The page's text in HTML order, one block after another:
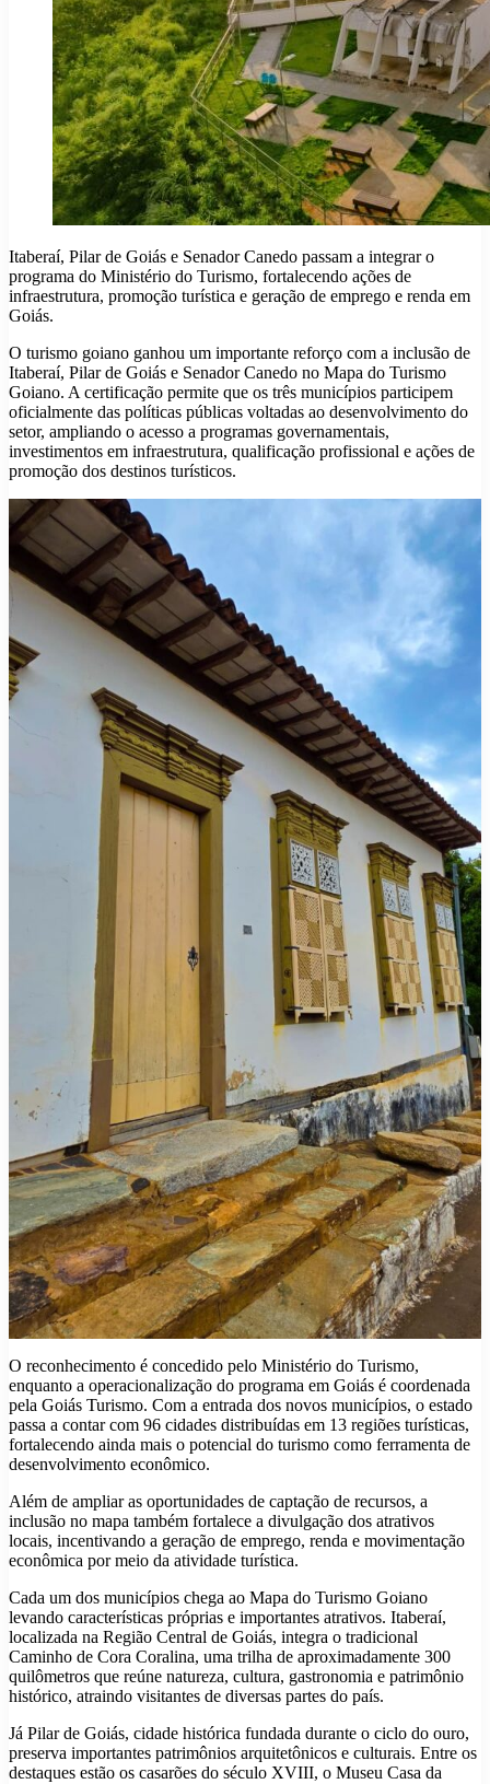
Itaberaí, Pilar de Goiás e Senador Canedo passam a integrar o
programa do Ministério do Turismo, fortalecendo ações de
infraestrutura, promoção turística e geração de emprego e renda em
Goiás.
O turismo goiano ganhou um importante reforço com a inclusão de
Itaberaí, Pilar de Goiás e Senador Canedo no Mapa do Turismo
Goiano. A certificação permite que os três municípios participem
oficialmente das políticas públicas voltadas ao desenvolvimento do
setor, ampliando o acesso a programas governamentais,
investimentos em infraestrutura, qualificação profissional e ações de
promoção dos destinos turísticos.
O reconhecimento é concedido pelo Ministério do Turismo,
enquanto a operacionalização do programa em Goiás é coordenada
pela Goiás Turismo. Com a entrada dos novos municípios, o estado
passa a contar com 96 cidades distribuídas em 13 regiões turísticas,
fortalecendo ainda mais o potencial do turismo como ferramenta de
desenvolvimento econômico.
Além de ampliar as oportunidades de captação de recursos, a
inclusão no mapa também fortalece a divulgação dos atrativos
locais, incentivando a geração de emprego, renda e movimentação
econômica por meio da atividade turística.
Cada um dos municípios chega ao Mapa do Turismo Goiano
levando características próprias e importantes atrativos. Itaberaí,
localizada na Região Central de Goiás, integra o tradicional
Caminho de Cora Coralina, uma trilha de aproximadamente 300
quilômetros que reúne natureza, cultura, gastronomia e patrimônio
histórico, atraindo visitantes de diversas partes do país.
Já Pilar de Goiás, cidade histórica fundada durante o ciclo do ouro,
preserva importantes patrimônios arquitetônicos e culturais. Entre os
destaques estão os casarões do século XVIII, o Museu Casa da